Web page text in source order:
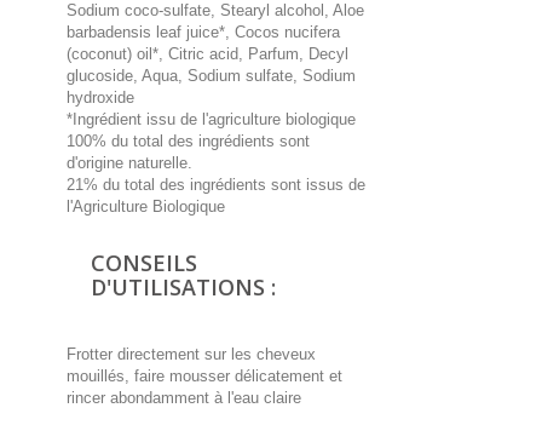
Sodium coco-sulfate, Stearyl alcohol, Aloe
barbadensis leaf juice*, Cocos nucifera
(coconut) oil*, Citric acid, Parfum, Decyl
glucoside, Aqua, Sodium sulfate, Sodium
hydroxide
*Ingrédient issu de l'agriculture biologique
100% du total des ingrédients sont
d'origine naturelle.
21% du total des ingrédients sont issus de
l'Agriculture Biologique
CONSEILS
D'UTILISATIONS :
Frotter directement sur les cheveux
mouillés, faire mousser délicatement et
rincer abondamment à l'eau claire